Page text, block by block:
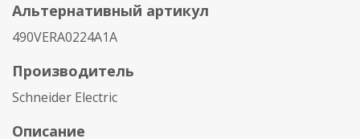
Альтернативный артикул
490VERA0224A1A
Производитель
Schneider Electric
Описание